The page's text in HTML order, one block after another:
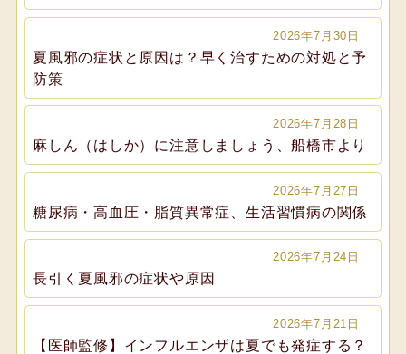
2026年7月30日
夏風邪の症状と原因は？早く治すための対処と予
防策
2026年7月28日
麻しん（はしか）に注意しましょう、船橋市より
2026年7月27日
糖尿病・高血圧・脂質異常症、生活習慣病の関係
2026年7月24日
長引く夏風邪の症状や原因
2026年7月21日
【医師監修】インフルエンザは夏でも発症する？